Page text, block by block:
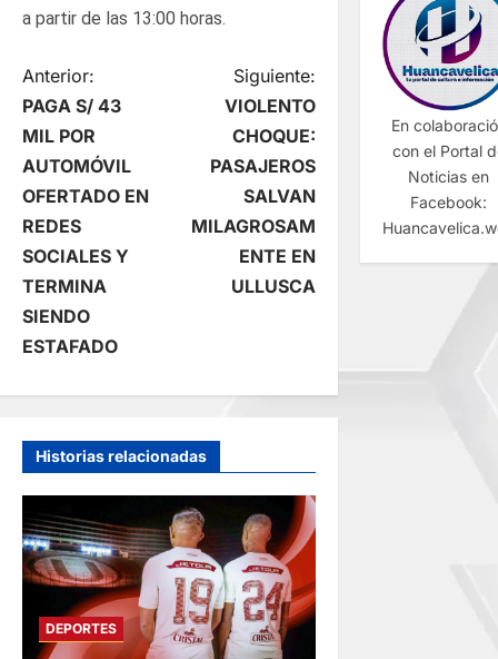
a partir de las 13:00 horas.
N
a
v
e
g
a
c
i
ó
n
d
e
Anterior:
PAGA S/ 43
MIL POR
AUTOMÓVIL
OFERTADO EN
REDES
SOCIALES Y
TERMINA
SIENDO
ESTAFADO
Siguiente:
VIOLENTO
CHOQUE:
PASAJEROS
SALVAN
MILAGROSAM
ENTE EN
ULLUSCA
Historias relacionadas
DEPORTES
En
con el Portal
Noticias en
Facebook: